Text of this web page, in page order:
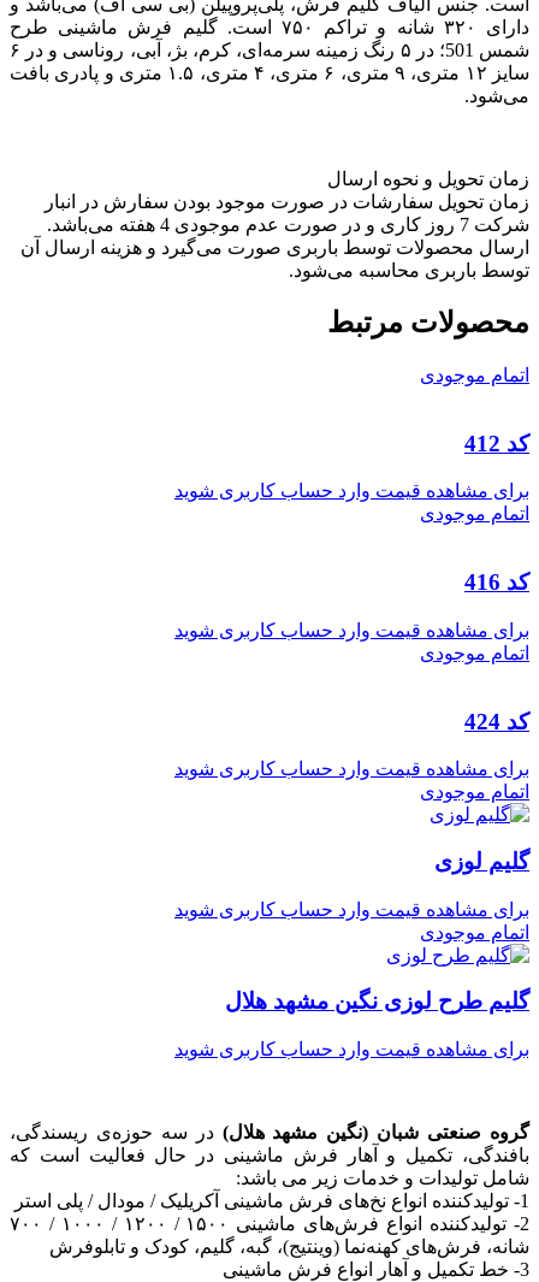
است. جنس الیاف گلیم فرش، پلی‌پروپیلن (بی سی اف) می‌باشد و
دارای ۳۲۰ شانه و تراکم ۷۵۰ است. گلیم فرش ماشینی طرح
شمس 501؛ در ۵ رنگ زمینه سرمه‌ای، کرم، بژ، آبی، روناسی و در ۶
سایز ۱۲ متری، ۹ متری، ۶ متری، ۴ متری، ۱.۵ متری و پادری بافت
می‌شود.
زمان تحویل و نحوه ارسال
زمان تحویل سفارشات در صورت موجود بودن سفارش در انبار
شرکت 7 روز کاری و در صورت عدم موجودی 4 هفته می‌باشد.
ارسال محصولات توسط باربری صورت می‌گیرد و هزینه ارسال آن
توسط باربری محاسبه می‌شود.
محصولات مرتبط
اتمام موجودی
کد 412
برای مشاهده قیمت وارد حساب کاربری شوید
اتمام موجودی
کد 416
برای مشاهده قیمت وارد حساب کاربری شوید
اتمام موجودی
کد 424
برای مشاهده قیمت وارد حساب کاربری شوید
اتمام موجودی
گلیم لوزی
برای مشاهده قیمت وارد حساب کاربری شوید
اتمام موجودی
گلیم طرح لوزی نگین مشهد هلال
برای مشاهده قیمت وارد حساب کاربری شوید
گروه صنعتی شبان (نگین مشهد هلال) در سه حوزه‌ی ریسندگی،
بافندگی، تکمیل و آهار فرش ماشینی در حال فعالیت است که
شامل تولیدات و خدمات زیر می باشد:
1- تولیدکننده انواع نخ‌های فرش ماشینی آکریلیک / مودال / پلی استر
2- تولیدکننده انواع فرش‌های ماشینی ۱۵۰۰ / ۱۲۰۰ / ۱۰۰۰ / ۷۰۰
شانه، فرش‌های کهنه‌نما (وینتیج)، گبه، گلیم، کودک و تابلوفرش
3- خط تکمیل و آهار انواع فرش ماشینی